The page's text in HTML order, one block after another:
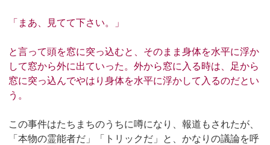
「まあ、見てて下さい。」
と言って頭を窓に突っ込むと、そのまま身体を水平に浮か
して窓から外に出ていった。外から窓に入る時は、足から
窓に突っ込んでやはり身体を水平に浮かして入るのだとい
う。
この事件はたちまちのうちに噂になり、報道もされたが、
「本物の霊能者だ」「トリックだ」と、かなりの議論を呼